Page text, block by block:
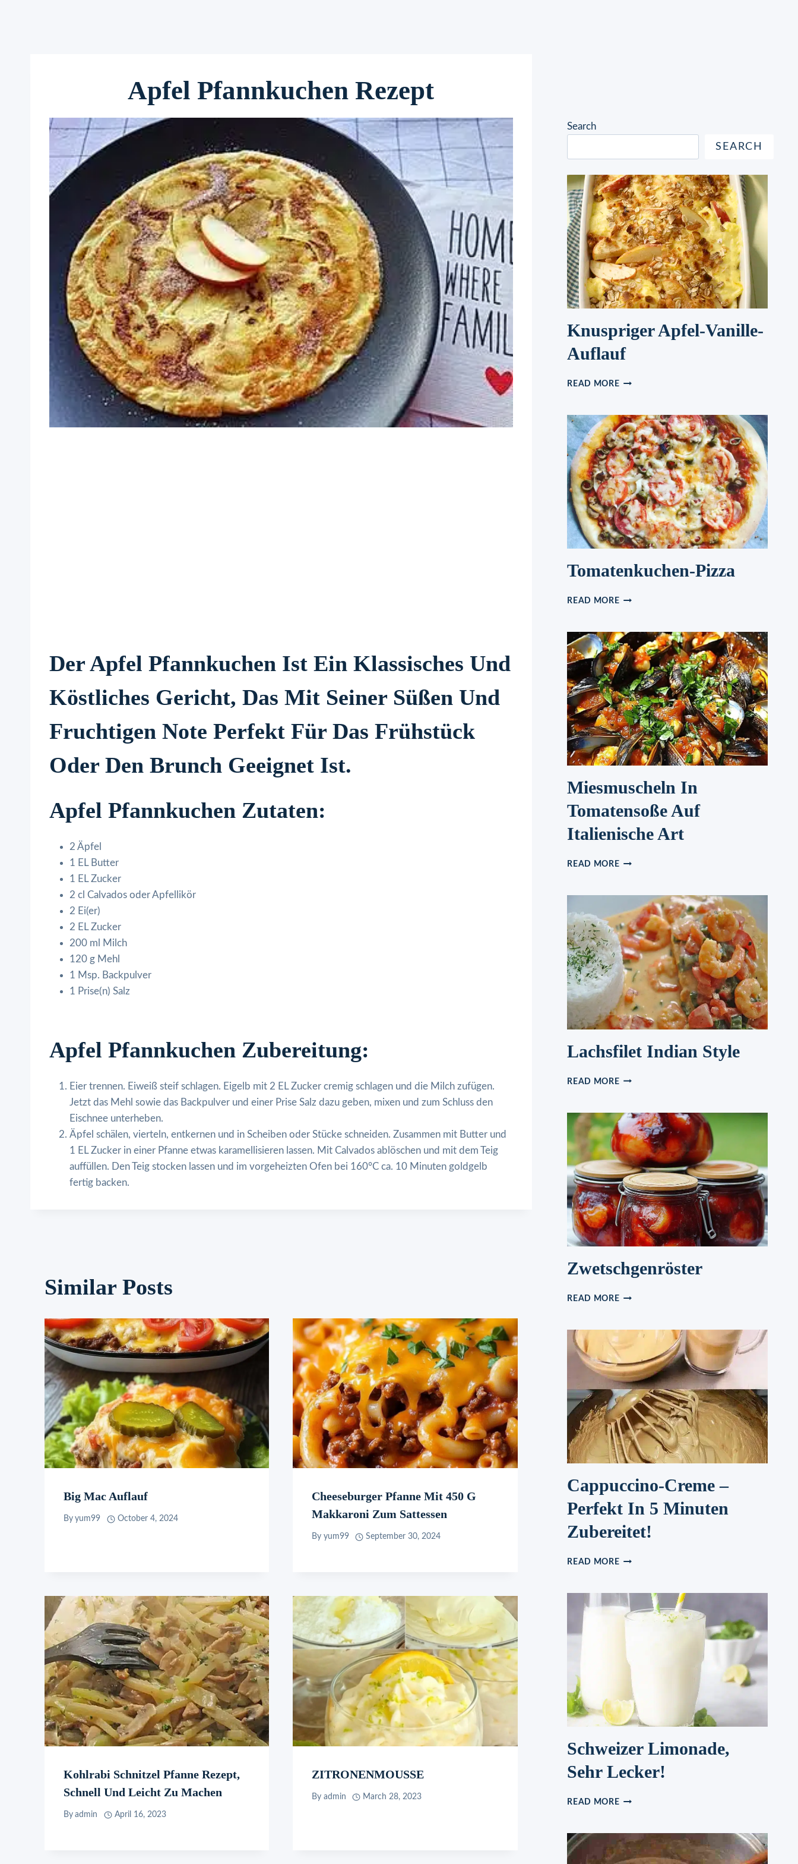
Apfel Pfannkuchen Rezept
Der Apfel Pfannkuchen Ist Ein Klassisches Und
Köstliches Gericht, Das Mit Seiner Süßen Und
Fruchtigen Note Perfekt Für Das Frühstück
Oder Den Brunch Geeignet Ist.
Apfel Pfannkuchen Zutaten:
2 Äpfel
1 EL Butter
1 EL Zucker
2 cl Calvados oder Apfellikör
2 Ei(er)
2 EL Zucker
200 ml Milch
120 g Mehl
1 Msp. Backpulver
1 Prise(n) Salz
Apfel Pfannkuchen Zubereitung:
Eier trennen. Eiweiß steif schlagen. Eigelb mit 2 EL Zucker cremig schlagen und die Milch zufügen.
Jetzt das Mehl sowie das Backpulver und einer Prise Salz dazu geben, mixen und zum Schluss den
Eischnee unterheben.
Äpfel schälen, vierteln, entkernen und in Scheiben oder Stücke schneiden. Zusammen mit Butter und
1 EL Zucker in einer Pfanne etwas karamellisieren lassen. Mit Calvados ablöschen und mit dem Teig
auffüllen. Den Teig stocken lassen und im vorgeheizten Ofen bei 160°C ca. 10 Minuten goldgelb
fertig backen.
Similar Posts
Big Mac Auflauf
By yum99 October 4, 2024
Cheeseburger Pfanne Mit 450 G
Makkaroni Zum Sattessen
By yum99 September 30, 2024
Kohlrabi Schnitzel Pfanne Rezept,
Schnell Und Leicht Zu Machen
By admin April 16, 2023
ZITRONENMOUSSE
By admin March 28, 2023
Search
SEARCH
Knuspriger Apfel-Vanille-
Auflauf
READ MOREKNUSPRIGER
AUFLAUF
Tomatenkuchen-Pizza
READ MORETOMATENKUCHEN-
Miesmuscheln In
Tomatensoße Auf
Italienische Art
READ MOREMIESMUSCHELN
TALIENISCHE A
RT
Lachsfilet Indian Style
READ MORELACHSFILET
Zwetschgenröster
READ MOREZWETSCHGENRÖSTER
Cappuccino-Creme –
Perfekt In 5 Minuten
Zubereitet!
READ MORECAPPUCCINO-
PERFEKT
IN
Schweizer Limonade,
Sehr Lecker!
READ MORESCHWEIZER